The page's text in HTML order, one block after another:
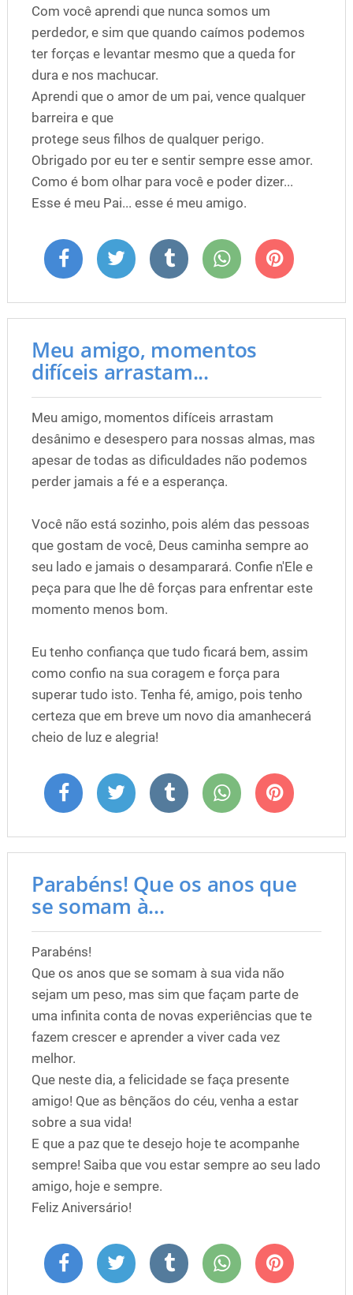
Com você aprendi que nunca somos um
perdedor, e sim que quando caímos podemos
ter forças e levantar mesmo que a queda for
dura e nos machucar.
Aprendi que o amor de um pai, vence qualquer
barreira e que
protege seus filhos de qualquer perigo.
Obrigado por eu ter e sentir sempre esse amor.
Como é bom olhar para você e poder dizer...
Esse é meu Pai... esse é meu amigo.
Meu amigo, momentos
difíceis arrastam...
Meu amigo, momentos difíceis arrastam
desânimo e desespero para nossas almas, mas
apesar de todas as dificuldades não podemos
perder jamais a fé e a esperança.
Você não está sozinho, pois além das pessoas
que gostam de você, Deus caminha sempre ao
seu lado e jamais o desamparará. Confie n'Ele e
peça para que lhe dê forças para enfrentar este
momento menos bom.
Eu tenho confiança que tudo ficará bem, assim
como confio na sua coragem e força para
superar tudo isto. Tenha fé, amigo, pois tenho
certeza que em breve um novo dia amanhecerá
cheio de luz e alegria!
Parabéns! Que os anos que
se somam à...
Parabéns!
Que os anos que se somam à sua vida não
sejam um peso, mas sim que façam parte de
uma infinita conta de novas experiências que te
fazem crescer e aprender a viver cada vez
melhor.
Que neste dia, a felicidade se faça presente
amigo! Que as bênçãos do céu, venha a estar
sobre a sua vida!
E que a paz que te desejo hoje te acompanhe
sempre! Saiba que vou estar sempre ao seu lado
amigo, hoje e sempre.
Feliz Aniversário!